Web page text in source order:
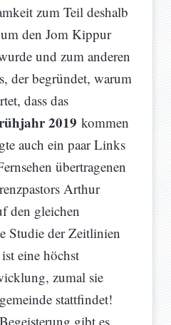
zum Teil deshalb
den Jom Kippur
und zum anderen
der begründet, warum
dass das
2019 kommen
auch ein paar Links
übertragenen
Arthur
den gleichen
Studie der Zeitlinien
eine höchst
zumal sie
stattfindet!
gibt es